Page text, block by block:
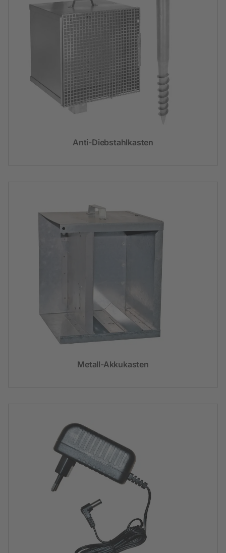
Anti-Diebstahlkasten
Metall-Akkukasten